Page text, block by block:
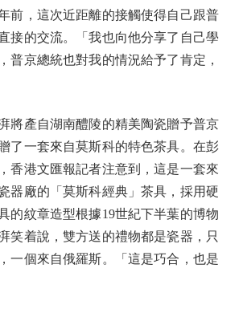
前，這次近距離的接觸使得自己跟普
接的交流。「我也向他分享了自己學
普京總統也對我的情況給予了肯定，
產自湖南醴陵的精美陶瓷贈予普京
了一套來自莫斯科的特色茶具。在彭
香港文匯報記者注意到，這是一套來
器廠的「莫斯科經典」茶具，採用硬
的紋章造型根據19世紀下半葉的博物
笑着說，雙方送的禮物都是瓷器，只
一個來自俄羅斯。「這是巧合，也是